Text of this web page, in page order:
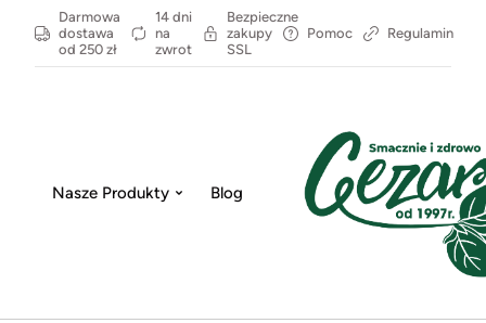
Darmowa
dostawa
od 250 zł
14 dni
na
zwrot
Bezpieczne
zakupy
SSL
Pomoc Regulamin
Nasze Produkty Blog